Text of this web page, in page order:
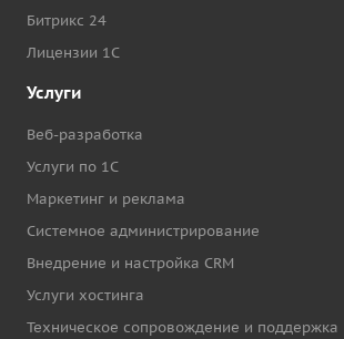
Битрикс 24
Лицензии 1С
Услуги
Веб-разработка
Услуги по 1С
Маркетинг и реклама
Системное администрирование
Внедрение и настройка CRM
Услуги хостинга
Техническое сопровождение и поддержка